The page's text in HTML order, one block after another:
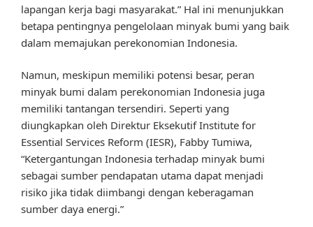
lapangan kerja bagi masyarakat.” Hal ini menunjukkan
betapa pentingnya pengelolaan minyak bumi yang baik
dalam memajukan perekonomian Indonesia.
Namun, meskipun memiliki potensi besar, peran
minyak bumi dalam perekonomian Indonesia juga
memiliki tantangan tersendiri. Seperti yang
diungkapkan oleh Direktur Eksekutif Institute for
Essential Services Reform (IESR), Fabby Tumiwa,
“Ketergantungan Indonesia terhadap minyak bumi
sebagai sumber pendapatan utama dapat menjadi
risiko jika tidak diimbangi dengan keberagaman
sumber daya energi.”